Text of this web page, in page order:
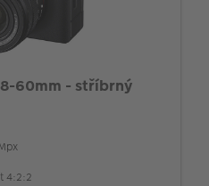
60mm - stříbrný
4:2:2